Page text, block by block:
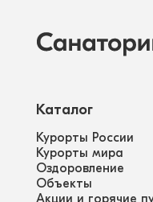
Каталог
Курорты России
Курорты мира
Оздоровление
Объекты
Акции и горячие